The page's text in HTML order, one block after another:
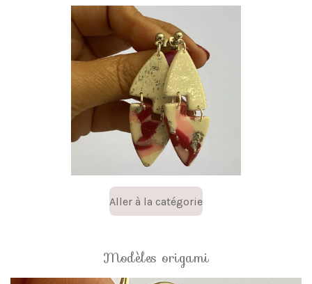
Aller à la catégorie
Modèles origami